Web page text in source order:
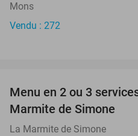
Mons
Vendu : 272
Menu en 2 ou 3
Marmite de Simone
La Marmite de Simone